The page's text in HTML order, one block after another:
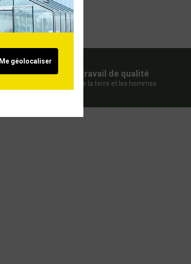
Pour un travail de qualité
qui préserve la terre et les hommes
Me géolocaliser